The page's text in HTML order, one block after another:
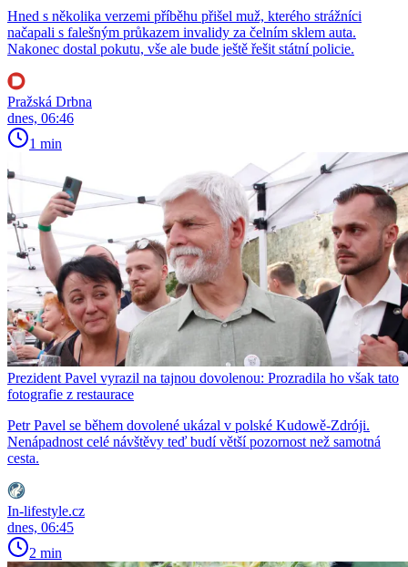
Hned s několika verzemi příběhu přišel muž, kterého strážníci
načapali s falešným průkazem invalidy za čelním sklem auta.
Nakonec dostal pokutu, vše ale bude ještě řešit státní policie.
Pražská Drbna
dnes, 06:46
1 min
Prezident Pavel vyrazil na tajnou dovolenou: Prozradila ho však tato
fotografie z restaurace
Petr Pavel se během dovolené ukázal v polské Kudowě-Zdróji.
Nenápadnost celé návštěvy teď budí větší pozornost než samotná
cesta.
In-lifestyle.cz
dnes, 06:45
2 min